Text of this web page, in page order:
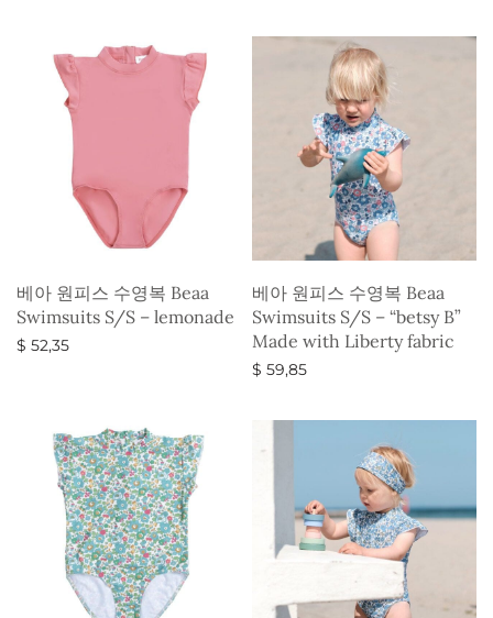
베아 원피스 수영복 Beaa
Swimsuits S/S – lemonade
$ 52,35
베아 원피스 수영복 Beaa
Swimsuits S/S – “betsy B”
Made with Liberty fabric
$ 59,85